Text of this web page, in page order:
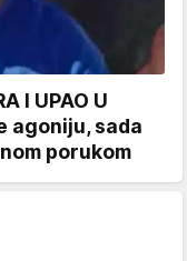
I UPAO U
agoniju, sada
porukom